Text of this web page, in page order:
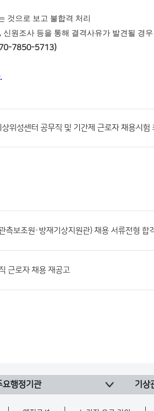
것으로 보고 불합격 처리
원조사 등을 통해 결격사유가 발견될 경
7850-5713)
상위성센터 공무직 및 기간제 근로자 채용시
측보조원·방재기상지원관) 채용 서류전형 합
근로자 채용 재공고
요행정기관 기상